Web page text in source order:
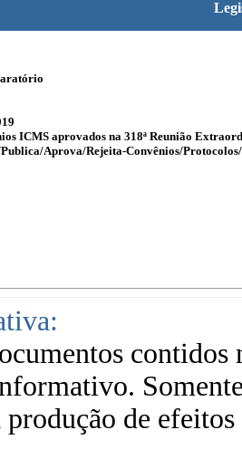
ICMS aprovados na 318ª Reunião
Aprova/Rejeita-Convênios/
contidos
produção de